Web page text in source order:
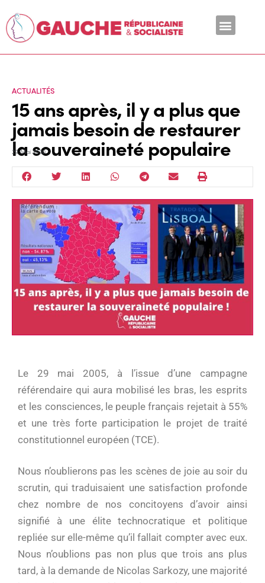
ACTUALITÉS
15 ans après, il y a plus que
jamais besoin de restaurer
la souveraineté populaire
29 Mai 2020
Le 29 mai 2005, à l’issue d’une campagne
référendaire qui aura mobilisé les bras, les esprits
et les consciences, le peuple français rejetait à 55%
et une très forte participation le projet de traité
constitutionnel européen (TCE).
Nous n’oublierons pas les scènes de joie au soir du
scrutin, qui traduisaient une satisfaction profonde
chez nombre de nos concitoyens d’avoir ainsi
signifié à une élite technocratique et politique
repliée sur elle-même qu’il fallait compter avec eux.
Nous n’oublions pas non plus que trois ans plus
tard, à la demande de Nicolas Sarkozy, une majorité